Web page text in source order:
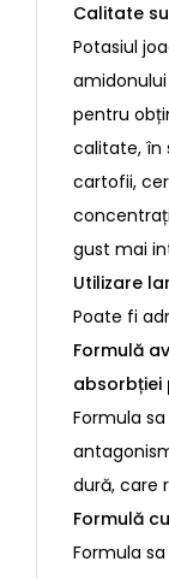
Calitate
Potasiul
pentru
calitate, în
cartofii,
gust mai
Utilizare
Poate fi
Formulă
absorbției
Formula
dură, care
Formulă
Formula